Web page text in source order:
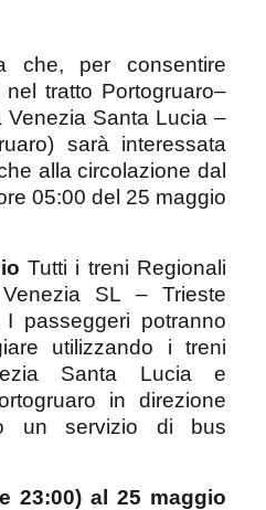
che, per consentire
tratto Portogruaro–
Venezia Santa Lucia –
sarà interessata
alla circolazione dal
05:00 del 25 maggio
Tutti i treni Regionali
SL – Trieste
passeggeri potranno
utilizzando i treni
Santa Lucia e
in direzione
un servizio di bus
23:00) al 25 maggio